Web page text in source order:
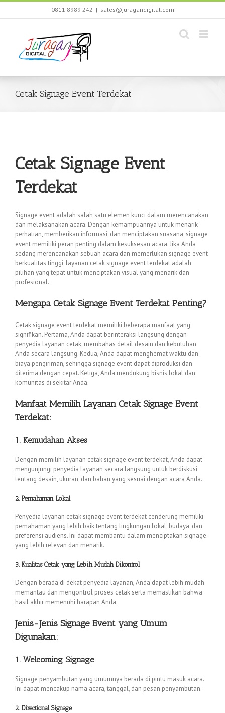
Skip
0811 8989 242 | sales@juragandigital.com
Cetak Signage Event Terdekat
Cetak Signage Event
Terdekat
Signage event adalah salah satu elemen kunci dalam merencanakan
dan melaksanakan acara. Dengan kemampuannya untuk menarik
perhatian, memberikan informasi, dan menciptakan suasana, signage
event memiliki peran penting dalam kesuksesan acara. Jika Anda
sedang merencanakan sebuah acara dan memerlukan signage event
berkualitas tinggi, layanan cetak signage event terdekat adalah
pilihan yang tepat untuk menciptakan visual yang menarik dan
profesional.
Mengapa Cetak Signage Event Terdekat Penting?
Cetak signage event terdekat memiliki beberapa manfaat yang
signifikan. Pertama, Anda dapat berinteraksi langsung dengan
penyedia layanan cetak, membahas detail desain dan kebutuhan
Anda secara langsung. Kedua, Anda dapat menghemat waktu dan
biaya pengiriman, sehingga signage event dapat diproduksi dan
diterima dengan cepat. Ketiga, Anda mendukung bisnis lokal dan
komunitas di sekitar Anda.
Manfaat Memilih Layanan Cetak Signage Event
Terdekat:
1. Kemudahan Akses
Dengan memilih layanan cetak signage event terdekat, Anda dapat
mengunjungi penyedia layanan secara langsung untuk berdiskusi
tentang desain, ukuran, dan bahan yang sesuai dengan acara Anda.
2. Pemahaman Lokal
Penyedia layanan cetak signage event terdekat cenderung memiliki
pemahaman yang lebih baik tentang lingkungan lokal, budaya, dan
preferensi audiens. Ini dapat membantu dalam menciptakan signage
yang lebih relevan dan menarik.
3. Kualitas Cetak yang Lebih Mudah Dikontrol
Dengan berada di dekat penyedia layanan, Anda dapat lebih mudah
memantau dan mengontrol proses cetak serta memastikan bahwa
hasil akhir memenuhi harapan Anda.
Jenis-Jenis Signage Event yang Umum
Digunakan:
1. Welcoming Signage
Signage penyambutan yang umumnya berada di pintu masuk acara.
Ini dapat mencakup nama acara, tanggal, dan pesan penyambutan.
2. Directional Signage